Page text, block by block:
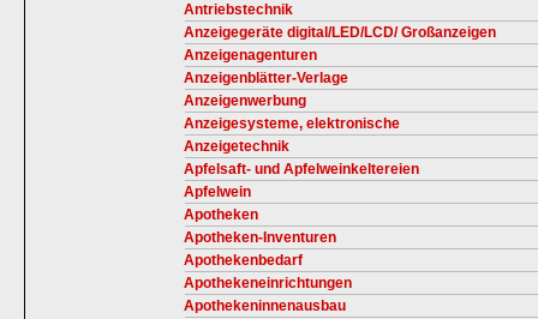
Antriebstechnik
Anzeigegeräte digital/LED/LCD/ Großanzeigen
Anzeigenagenturen
Anzeigenblätter-Verlage
Anzeigenwerbung
Anzeigesysteme, elektronische
Anzeigetechnik
Apfelsaft- und Apfelweinkeltereien
Apfelwein
Apotheken
Apotheken-Inventuren
Apothekenbedarf
Apothekeneinrichtungen
Apothekeninnenausbau